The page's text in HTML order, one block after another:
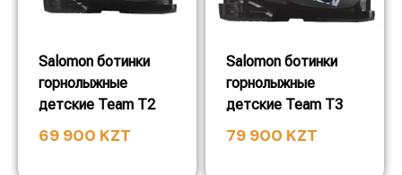
Salomon ботинки
горнолыжные
детские Team T2
69 900 KZT
Salomon ботинки
горнолыжные
детские Team T3
79 900 KZT